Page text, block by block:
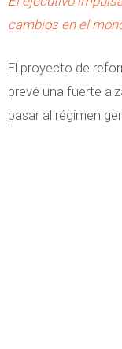
cambios en el
El proyecto de
prevé una fuerte
pasar al régimen